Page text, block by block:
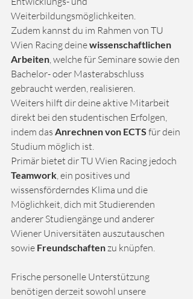
Weiterbildungsmöglichkeiten.
Zudem kannst du im Rahmen von TU
Wien Racing deine wissenschaftlichen
Arbeiten, welche für Seminare sowie den
Bachelor- oder Masterabschluss
gebraucht werden, realisieren.
Weiters hilft dir deine aktive Mitarbeit
direkt bei den studentischen Erfolgen,
indem das Anrechnen von ECTS für dein
Studium möglich ist.
Primär bietet dir TU Wien Racing jedoch
Teamwork, ein positives und
wissensförderndes Klima und die
Möglichkeit, dich mit Studierenden
anderer Studiengänge und anderer
Wiener Universitäten auszutauschen
sowie Freundschaften zu knüpfen.
Frische personelle Unterstützung
benötigen derzeit sowohl unsere